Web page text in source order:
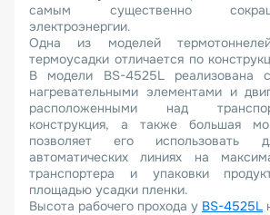
самым существенно
электроэнергии.
Одна из моделей
термоусадки отличается по
В модели BS-4525L реализована
нагревательными элементами и
расположенными над
конструкция, а также большая
позволяет его
автоматических линиях на
транспортера и упаковки
площадью усадки пленки.
Высота рабочего прохода у BS-4525L